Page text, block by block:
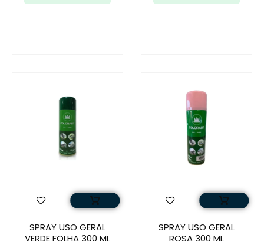
SPRAY USO GERAL
VERDE FOLHA 300 ML
SPRAY USO GERAL
ROSA 300 ML